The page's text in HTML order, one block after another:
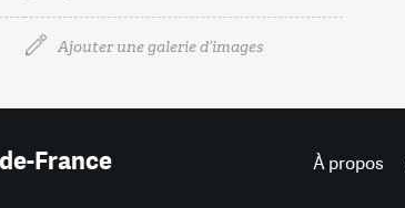
Ajouter une galerie d’images
France À propos